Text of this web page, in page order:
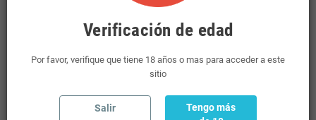
unds
Fuera de stock
COMPRAR
unds
Últimas unidades en stock
COMPRAR
Verificación de edad
Por favor, verifique que tiene 18 años o mas para acceder a este
sitio
Salir
Tengo más